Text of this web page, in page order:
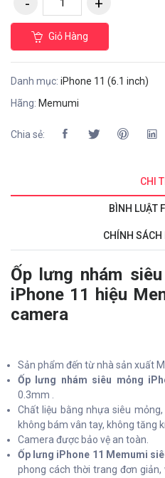
Giỏ Hàng
Danh mục: iPhone 11 (6.1 inch)
Hãng: Memumi
Chia sẻ:
CHI
BÌNH LUẬT
CHÍNH SÁCH
Ốp lưng nhám
iPhone 11 hiệu
camera
Sản phẩm đến từ nhà sản xuất
Ốp lưng nhám siêu mỏng
0.3mm .
Chất liệu bằng nhựa siêu
không bám vân tay, không tăng
Camera được bảo vệ an toàn.
Ốp lưng iPhone 11 Memumi
phong cách thời trang đơn